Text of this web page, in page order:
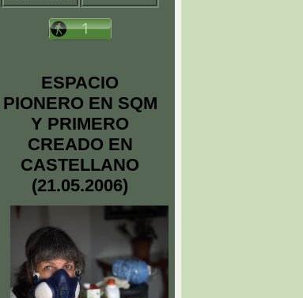
ESPACIO
PIONERO EN SQM
Y PRIMERO
CREADO EN
CASTELLANO
(21.05.2006)